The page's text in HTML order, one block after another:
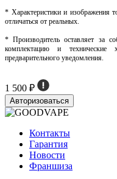
* Характеристики и изображения
отличаться от реальных.
* Производитель оставляет за
комплектацию и технические
предварительного уведомления.
1 500 ₽
Авторизоваться
Контакты
Гарантия
Новости
Франшиза